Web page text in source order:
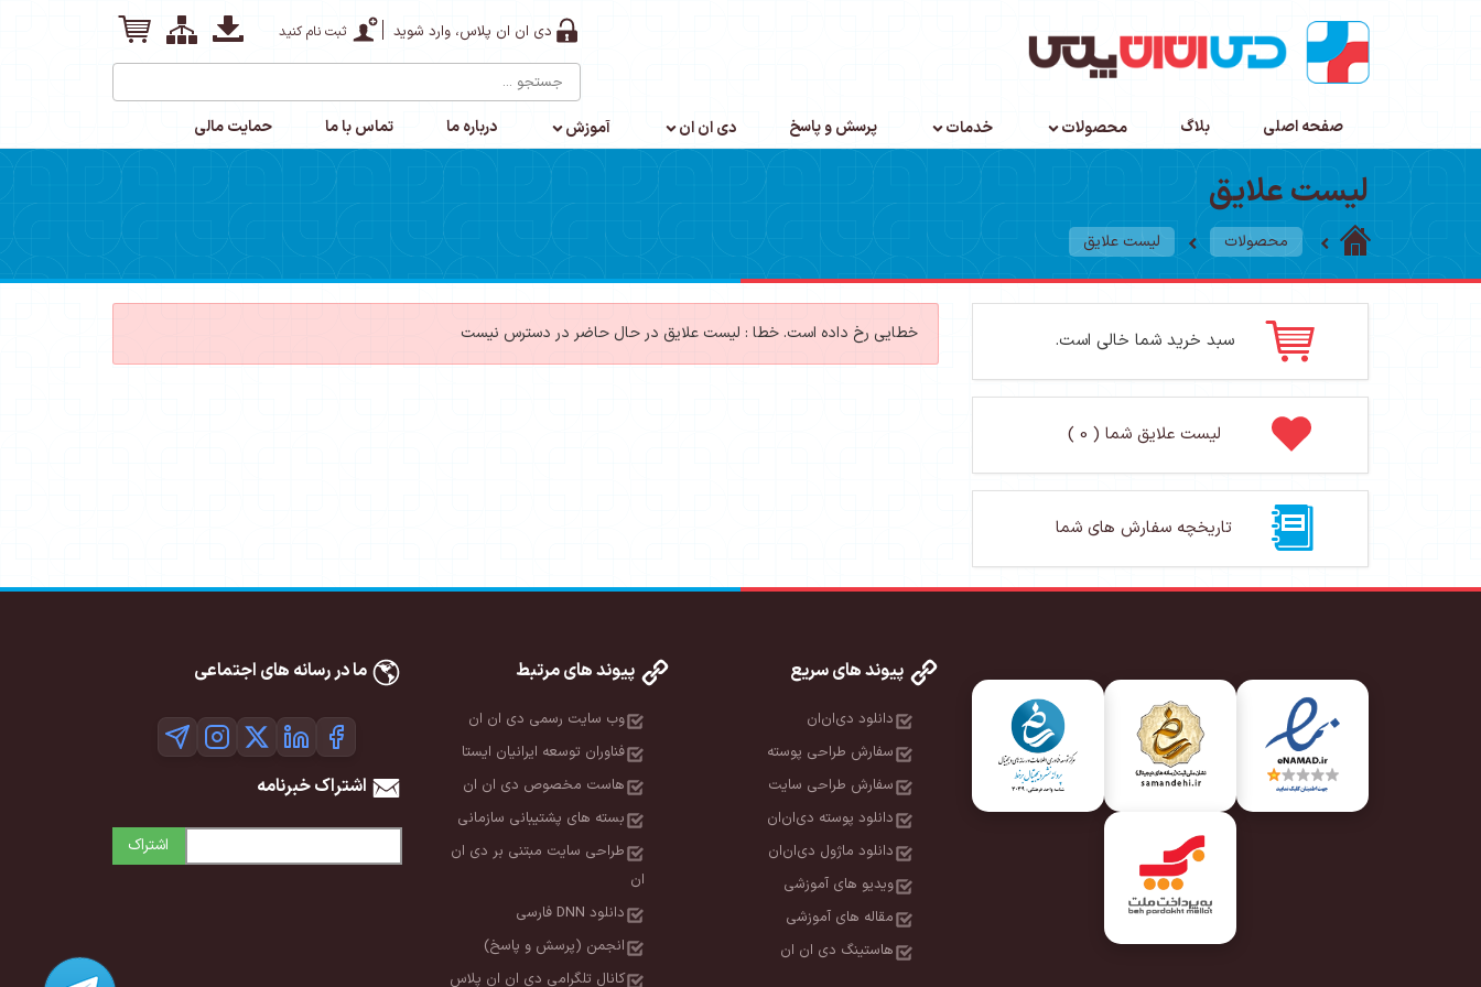
دی ان ان پلاس، وارد شوید ثبت نام کنید
صفحه اصلی بلاگ محصولات خدمات پرسش و پاسخ دی ان ان آموزش درباره ما تماس با ما حمایت مالی
لیست علایق
محصولات لیست علایق
سبد خرید شما خالی است.
لیست علایق شما ( 0 )
تاریخچه سفارش های شما
خطایی رخ داده است. خطا : لیست علایق در حال حاضر در دسترس نیست
پیوند های سریع
دانلود دی‌ان‌ان
سفارش طراحی پوسته
سفارش طراحی سایت
دانلود پوسته دی‌ان‌ان
دانلود ماژول دی‌ان‌ان
ویدیو های آموزشی
مقاله های آموزشی
هاستینگ دی ان ان
پیوند های مرتبط
وب سایت رسمی دی ان ان
فناوران توسعه ایرانیان ایستا
هاست مخصوص دی ان ان
بسته های پشتیبانی سازمانی
طراحی سایت مبتنی بر دی ان
ان
دانلود DNN فارسی
انجمن (پرسش و پاسخ)
کانال تلگرامی دی ان ان پلاس
ما در رسانه های اجتماعی
اشتراک خبرنامه
اشتراک